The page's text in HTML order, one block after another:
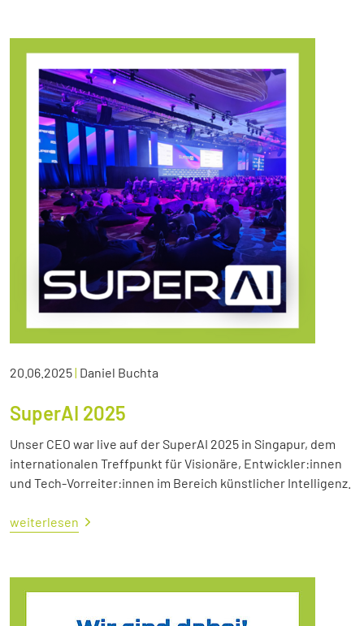
20.06.2025| Daniel Buchta
SuperAI 2025
Unser CEO war live auf der SuperAI 2025 in Singapur, dem
internationalen Treffpunkt für Visionäre, Entwickler:innen
und Tech-Vorreiter:innen im Bereich künstlicher Intelligenz.
weiterlesen